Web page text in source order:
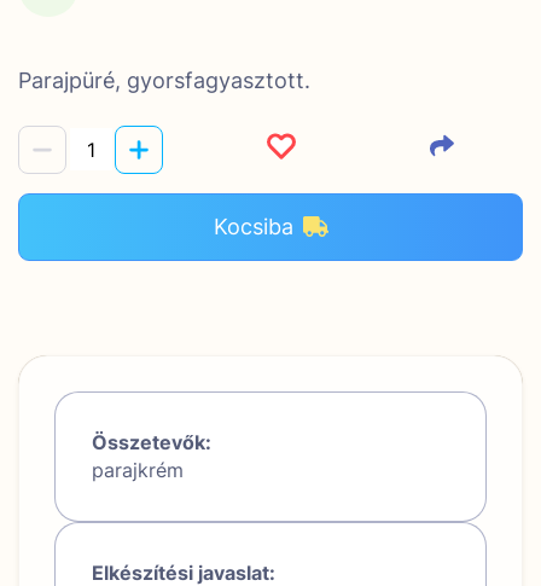
Parajpüré, gyorsfagyasztott.
Kocsiba
Összetevők:
parajkrém
Elkészítési javaslat: